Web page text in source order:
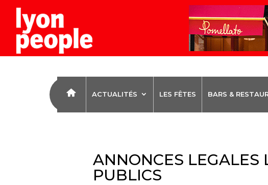
ACTUALITÉS LES FÊTES BARS &
ANNONCES LEGALES
PUBLICS